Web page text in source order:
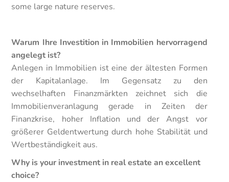
some large nature reserves.
Warum Ihre Investition in Immobilien hervorragend
angelegt ist?
Anlegen in Immobilien ist eine der ältesten Formen
der Kapitalanlage. Im Gegensatz zu den
wechselhaften Finanzmärkten zeichnet sich die
Immobilienveranlagung gerade in Zeiten der
Finanzkrise, hoher Inflation und der Angst vor
größerer Geldentwertung durch hohe Stabilität und
Wertbeständigkeit aus.
Why is your investment in real estate an excellent
choice?